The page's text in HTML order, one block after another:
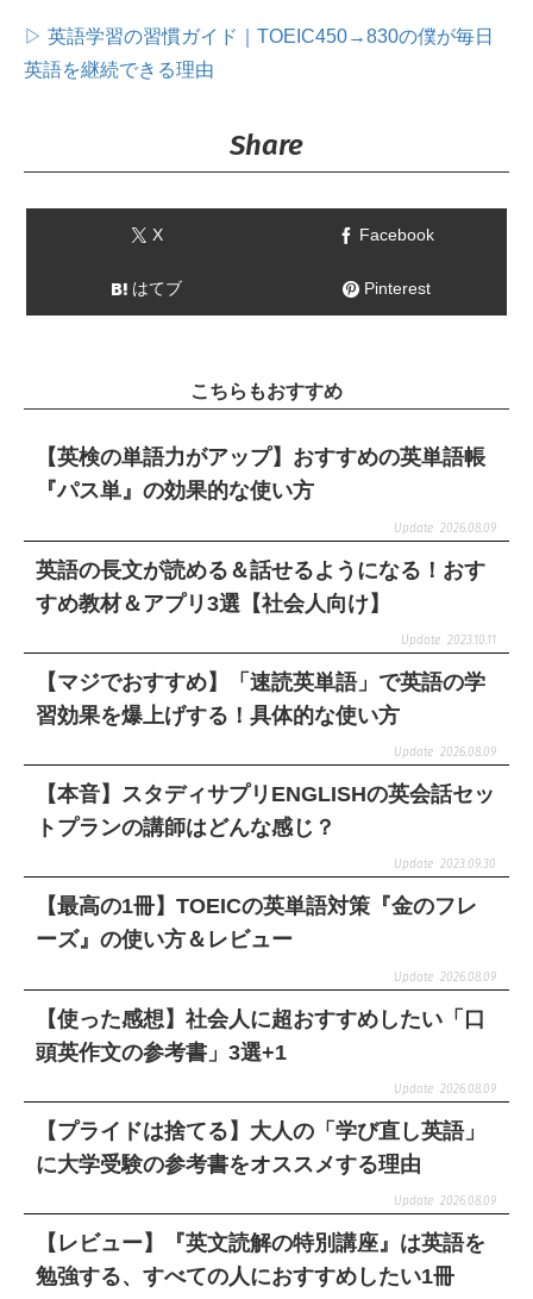
▷ 英語学習の習慣ガイド｜TOEIC450→830の僕が毎日
英語を継続できる理由
Share
X Facebook
はてブ Pinterest
こちらもおすすめ
【英検の単語力がアップ】おすすめの英単語帳
『パス単』の効果的な使い方
2026.08.09
英語の長文が読める＆話せるようになる！おす
すめ教材＆アプリ3選【社会人向け】
2023.10.11
【マジでおすすめ】「速読英単語」で英語の学
習効果を爆上げする！具体的な使い方
2026.08.09
【本音】スタディサプリENGLISHの英会話セッ
トプランの講師はどんな感じ？
2023.09.30
【最高の1冊】TOEICの英単語対策『金のフレ
ーズ』の使い方＆レビュー
2026.08.09
【使った感想】社会人に超おすすめしたい「口
頭英作文の参考書」3選+1
2026.08.09
【プライドは捨てる】大人の「学び直し英語」
に大学受験の参考書をオススメする理由
2026.08.09
【レビュー】『英文読解の特別講座』は英語を
勉強する、すべての人におすすめしたい1冊